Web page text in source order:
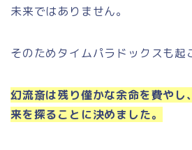
未来ではありません。
そのためタイムパラドックスも起
幻流斎は残り僅かな余命を費やし
来を探ることに決めました。